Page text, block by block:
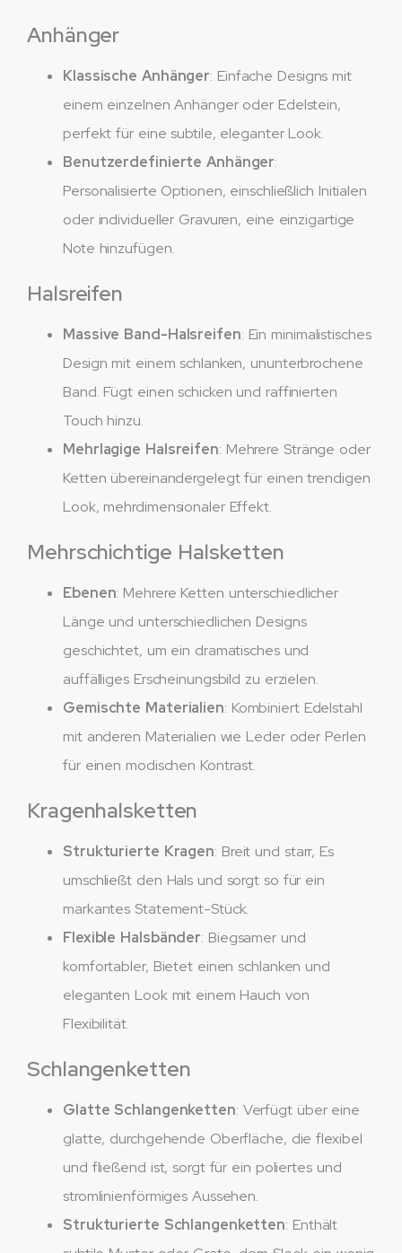
Anhänger
Klassische Anhänger: Einfache Designs mit
einem einzelnen Anhänger oder Edelstein,
perfekt für eine subtile, eleganter Look.
Benutzerdefinierte Anhänger:
Personalisierte Optionen, einschließlich Initialen
oder individueller Gravuren, eine einzigartige
Note hinzufügen.
Halsreifen
Massive Band-Halsreifen: Ein minimalistisches
Design mit einem schlanken, ununterbrochene
Band. Fügt einen schicken und raffinierten
Touch hinzu.
Mehrlagige Halsreifen: Mehrere Stränge oder
Ketten übereinandergelegt für einen trendigen
Look, mehrdimensionaler Effekt.
Mehrschichtige Halsketten
Ebenen: Mehrere Ketten unterschiedlicher
Länge und unterschiedlichen Designs
geschichtet, um ein dramatisches und
auffälliges Erscheinungsbild zu erzielen.
Gemischte Materialien: Kombiniert Edelstahl
mit anderen Materialien wie Leder oder Perlen
für einen modischen Kontrast.
Kragenhalsketten
Strukturierte Kragen: Breit und starr, Es
umschließt den Hals und sorgt so für ein
markantes Statement-Stück.
Flexible Halsbänder: Biegsamer und
komfortabler, Bietet einen schlanken und
eleganten Look mit einem Hauch von
Flexibilität.
Schlangenketten
Glatte Schlangenketten: Verfügt über eine
glatte, durchgehende Oberfläche, die flexibel
und fließend ist, sorgt für ein poliertes und
stromlinienförmiges Aussehen.
Strukturierte Schlangenketten: Enthält